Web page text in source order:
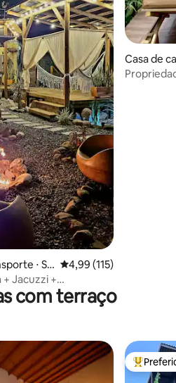
295 avaliações
⋅ So 4,99 de uma avaliação
4,99 (115)
Jacuzzi +
+ Vista da
Casa de
Guatapé
com terraço
Entre os